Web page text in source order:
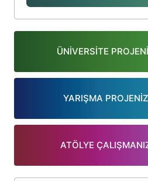
ÜNİVERSİTE
YARIŞMA
ATÖLYE